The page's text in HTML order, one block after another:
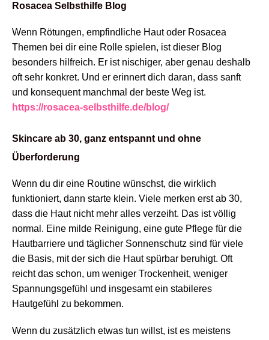
Rosacea Selbsthilfe Blog
Wenn Rötungen, empfindliche Haut oder Rosacea
Themen bei dir eine Rolle spielen, ist dieser Blog
besonders hilfreich. Er ist nischiger, aber genau deshalb
oft sehr konkret. Und er erinnert dich daran, dass sanft
und konsequent manchmal der beste Weg ist.
https://rosacea-selbsthilfe.de/blog/
Skincare ab 30, ganz entspannt und ohne
Überforderung
Wenn du dir eine Routine wünschst, die wirklich
funktioniert, dann starte klein. Viele merken erst ab 30,
dass die Haut nicht mehr alles verzeiht. Das ist völlig
normal. Eine milde Reinigung, eine gute Pflege für die
Hautbarriere und täglicher Sonnenschutz sind für viele
die Basis, mit der sich die Haut spürbar beruhigt. Oft
reicht das schon, um weniger Trockenheit, weniger
Spannungsgefühl und insgesamt ein stabileres
Hautgefühl zu bekommen.
Wenn du zusätzlich etwas tun willst, ist es meistens